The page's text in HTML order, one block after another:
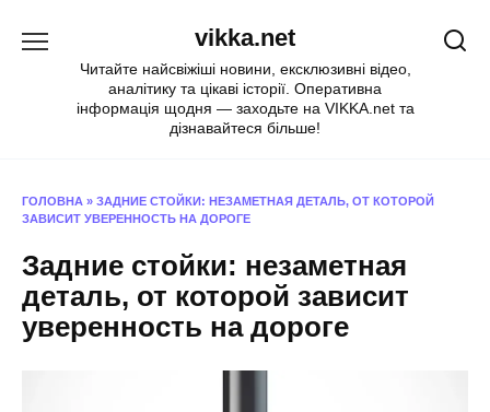
vikka.net
Читайте найсвіжіші новини, ексклюзивні відео,
аналітику та цікаві історії. Оперативна
інформація щодня — заходьте на VIKKA.net та
дізнавайтеся більше!
ГОЛОВНА » ЗАДНИЕ СТОЙКИ: НЕЗАМЕТНАЯ ДЕТАЛЬ, ОТ КОТОРОЙ
ЗАВИСИТ УВЕРЕННОСТЬ НА ДОРОГЕ
Задние стойки: незаметная
деталь, от которой зависит
уверенность на дороге